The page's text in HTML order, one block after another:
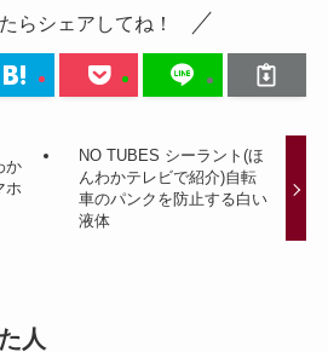
らシェアしてね！
か
ホ
NO TUBES シーラント(ほ
んわかテレビで紹介)自転
車のパンクを防止する白い
液体
人